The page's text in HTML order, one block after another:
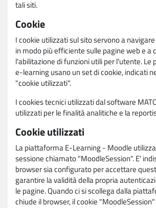
tali siti.
Cookie
I cookie utilizzati sul sito servono a
in modo più efficiente sulle pagine web e a
l'abilitazione di funzioni utili per l'utente. Le
e-learning usano un set di cookie, indicati
"cookie utilizzati".
I cookies tecnici utilizzati dal software
utilizzati per le finalità analitiche e la
Cookie utilizzati
La piattaforma E-Learning - Moodle
sessione chiamato "MoodleSession". E'
browser sia configurato per accettare
garantire la validità della propria
le pagine. Quando ci si scollega dalla
chiude il browser, il cookie